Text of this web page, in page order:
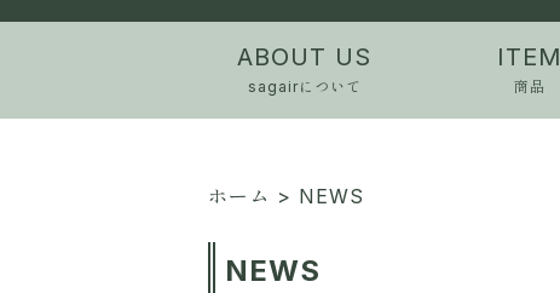
ABOUT US
sagairについて
ITEM
商品
ホーム > NEWS
NEWS